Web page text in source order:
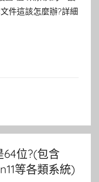
件這該怎麼辦?詳細
位?(包含
等各類系統)